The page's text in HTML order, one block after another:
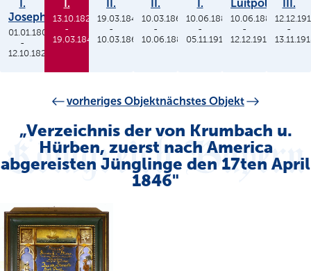
I.
Joseph
01.01.1806
-
12.10.1825
I.
13.10.1825
-
19.03.1848
II.
19.03.1848
-
10.03.1864
II.
10.03.1864
-
10.06.1886
I.
10.06.1886
-
05.11.1913
Luitpold
10.06.1886
-
12.12.1912
III.
-
vorheriges Objektnächstes Objekt
„Verzeichnis der von Krumbach u.
Hürben, zuerst nach America
abgereisten Jünglinge den 17ten April
1846"